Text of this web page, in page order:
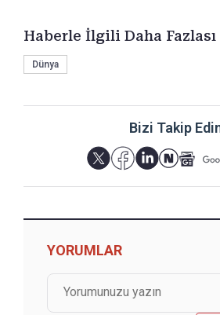
Haberle İlgili Daha Fazlası
Dünya
Bizi Takip
YORUMLAR